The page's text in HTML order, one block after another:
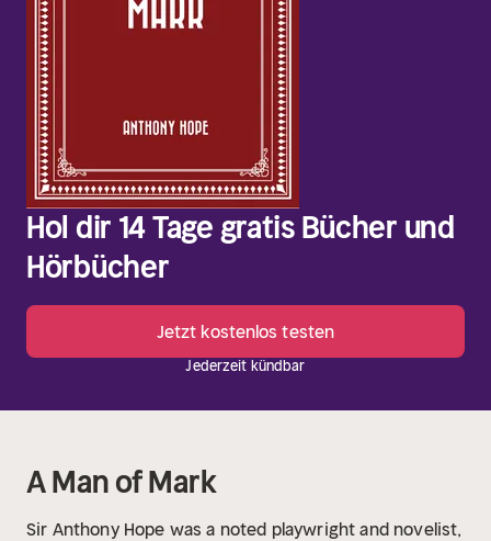
Hol dir 14 Tage gratis Bücher und
Hörbücher
Jetzt kostenlos testen
Jederzeit kündbar
A Man of Mark
Sir Anthony Hope was a noted playwright and novelist,